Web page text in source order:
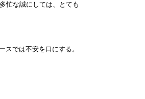
忙な誠にしては、とても
では不安を口にする。